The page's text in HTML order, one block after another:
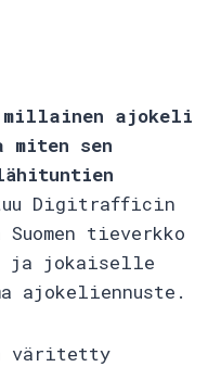
ajokeli
sen
Digitrafficin
tieverkko
ja jokaiselle
ajokeliennuste.
väritetty